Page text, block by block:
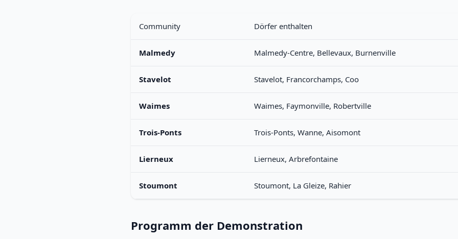
Community Dörfer enthalten
Malmedy Malmedy-Centre, Bellevaux, Burnenville
Stavelot Stavelot, Francorchamps, Coo
Waimes Waimes, Faymonville, Robertville
Trois-Ponts Trois-Ponts, Wanne, Aisomont
Lierneux Lierneux, Arbrefontaine
Stoumont Stoumont, La Gleize, Rahier
Programm der Demonstration